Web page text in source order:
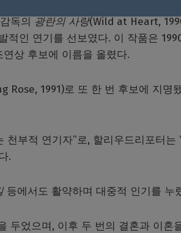
독의 광란의 사랑(Wild at Heart,
적인 연기를 선보였다. 이 작품은
상 후보에 이름을 올렸다.
Rose, 1991)로 또 한 번 후보에 지명
부적 연기자”로, 할리우드리포터는
.
등에서도 활약하며 대중적 인기를 누
두었으며, 이후 두 번의 결혼과 이혼